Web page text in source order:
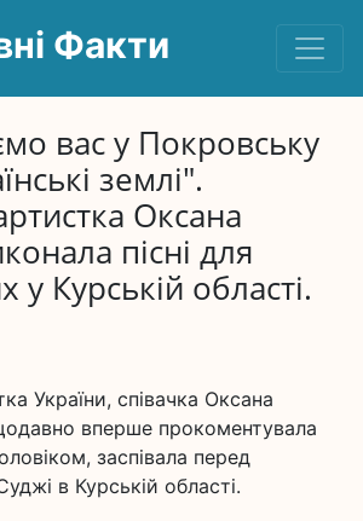
Факти
вас у Покровську
землі".
Оксана
пісні для
у Курській області.
України, співачка Оксана
вперше прокоментувала
заспівала перед
в Курській області.